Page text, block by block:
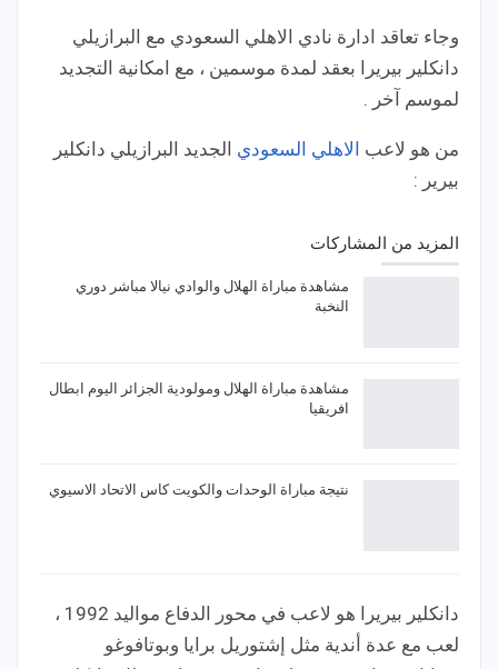
وجاء تعاقد ادارة نادي الاهلي السعودي مع البرازيلي
دانكلير بيريرا بعقد لمدة موسمين ، مع امكانية التجديد
لموسم آخر .
من هو لاعب الاهلي السعودي الجديد البرازيلي دانكلير
بيرير :
المزيد من المشاركات
مشاهدة مباراة الهلال والوادي نيالا مباشر دوري
النخبة
مشاهدة مباراة الهلال ومولودية الجزائر اليوم ابطال
افريقيا
نتيجة مباراة الوحدات والكويت كاس الاتحاد الاسيوي
دانكلير بيريرا هو لاعب في محور الدفاع مواليد 1992 ،
لعب مع عدة أندية مثل إشتوريل برايا وبوتافوغو